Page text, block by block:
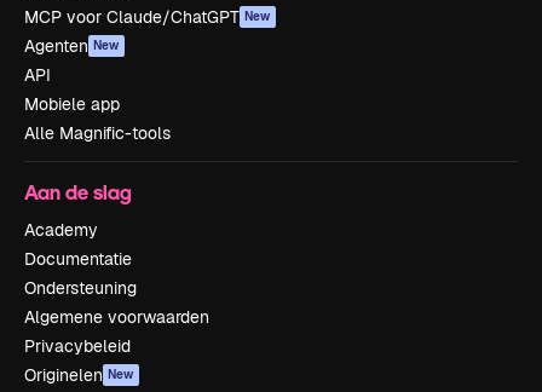
MCP voor Claude/ChatGPT New
Agenten New
API
Mobiele app
Alle Magnific-tools
Aan de slag
Academy
Documentatie
Ondersteuning
Algemene voorwaarden
Privacybeleid
Originelen New